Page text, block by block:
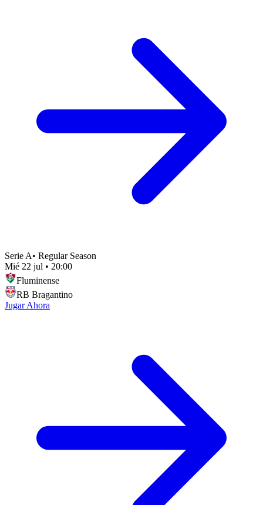
Serie A• Regular Season
Mié 22 jul • 20:00
Fluminense
RB Bragantino
Jugar Ahora